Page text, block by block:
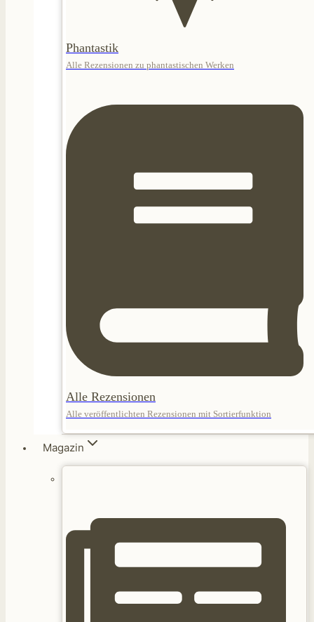
Phantastik
Alle Rezensionen zu phantastischen Werken
Alle Rezensionen
Alle veröffentlichten Rezensionen mit Sortierfunktion
Magazin